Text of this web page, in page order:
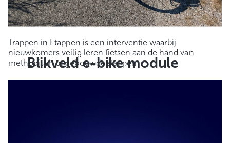
Trappen in Etappen is een interventie waarbij
nieuwkomers veilig leren fietsen aan de hand van
methodisch opgebouwde stappen
Blikveld e-bike module